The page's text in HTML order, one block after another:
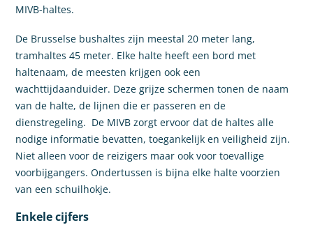
MIVB-haltes.
De Brusselse bushaltes zijn meestal 20 meter lang,
tramhaltes 45 meter. Elke halte heeft een bord met
haltenaam, de meesten krijgen ook een
wachttijdaanduider. Deze grijze schermen tonen de naam
van de halte, de lijnen die er passeren en de
dienstregeling. De MIVB zorgt ervoor dat de haltes alle
nodige informatie bevatten, toegankelijk en veiligheid zijn.
Niet alleen voor de reizigers maar ook voor toevallige
voorbijgangers. Ondertussen is bijna elke halte voorzien
van een schuilhokje.
Enkele cijfers